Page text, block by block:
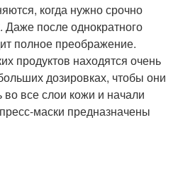
когда нужно срочно
Даже после однократного
полное преображение.
продуктов находятся очень
дозировках, чтобы они
во все слои кожи и начали
маски предназначены